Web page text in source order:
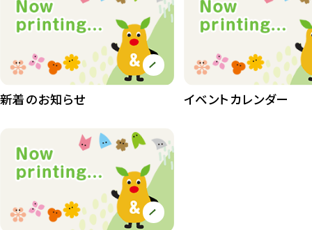
植物園長の庭
植物園 その他 423
83
イベント
園内の様子
新着のお知らせ イベントカレンダー